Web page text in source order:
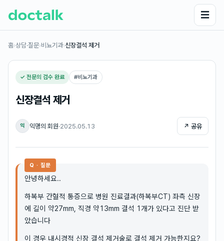
☰
홈›상담·질문›비뇨기과›신장결석 제거
✓ 전문의 검수 완료 #비뇨기과
신장결석 제거
익 익명의 회원·2025.05.13 ↗ 공유
Q · 질문
안녕하세요..
하복부 간혈적 통증으로 병원 진료결과(하복부CT) 좌측 신장
에 길이 약27mm, 직경 약13mm 결석 1개가 있다고 진단 받
았습니다
이 경우 내시경적 신장 결석 제거술로 결석 제거 가능한지요?